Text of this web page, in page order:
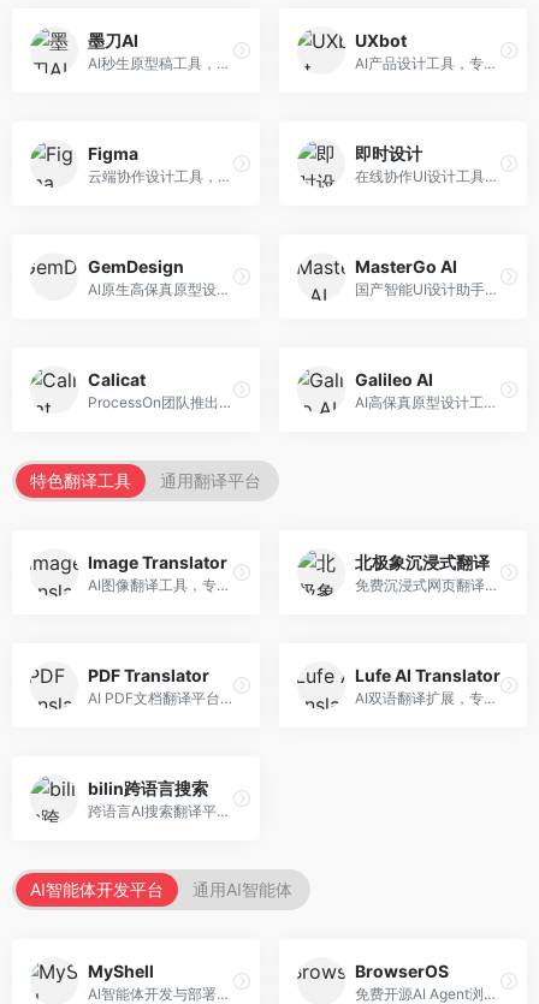
墨刀AI
AI秒生原型稿工具，专注于快速原型设计。面向产品经理和设计师，提供原型生成、交互设计、团队协作等服务，原型制作效率高。
UXbot
AI产品设计工具，专注于用户体验优化。面向UX设计师，提供用户研究、设计建议、可用性测试等服务，UX设计支持完善。
Figma
云端协作设计工具，整合AI设计辅助功能。面向UI/UX设计师和产品团队，提供界面设计、原型制作、团队协作等服务，协作功能强大，是UI设计领域的标杆产品。
即时设计
在线协作UI设计工具，整合AI设计功能。面向设计师和产品团队，提供界面设计、原型制作、设计资源库等服务，国产协作设计平台。
GemDesign
AI原生高保真原型设计工具，专注于智能设计生成。面向设计师，提供界面生成、设计优化、原型制作等服务，设计自动化程度高。
MasterGo AI
国产智能UI设计助手，专注于界面设计自动化。面向UI设计师，提供界面生成、组件设计、设计系统构建等服务，中文用户适配性好。
Calicat
ProcessOn团队推出的产设研协作平台，整合设计与协作功能。面向产品团队，提供设计协作、文档管理、团队沟通等服务，产研协作便捷。
Galileo AI
AI高保真原型设计工具，专注于UI界面生成。面向设计师和产品团队，提供界面生成、交互设计、设计优化等服务，界面质量高。
特色翻译工具 通用翻译平台
Image Translator
AI图像翻译工具，专注于图片文字翻译。面向设计师和电商从业者，提供图片文字识别、翻译、替换等服务，图像翻译效果好。
北极象沉浸式翻译
免费沉浸式网页翻译工具，专注于阅读体验。面向普通用户，提供网页双语翻译、文档翻译等服务，免费使用，翻译质量高。
PDF Translator
AI PDF文档翻译平台，专注于文档本地化。面向商务人士，提供PDF翻译、格式保留、批量处理等服务，文档翻译专业。
Lufe AI Translator
AI双语翻译扩展，专注于浏览器翻译场景。面向外语内容阅读者，提供网页双语翻译、划词翻译等服务，浏览器集成便捷。
bilin跨语言搜索
跨语言AI搜索翻译平台，专注于信息获取。面向研究者和内容创作者，提供跨语言搜索、内容翻译、信息整合等服务，跨语言检索能力强。
AI智能体开发平台 通用AI智能体
MyShell
AI智能体开发与部署平台，专注于语音交互智能体。面向开发者，提供语音智能体创建、部署服务、社区分享等功能，语音交互能力强。
BrowserOS
免费开源AI Agent浏览器，专注于浏览器自动化。面向开发者，提供浏览器控制、任务自动化、API接口等服务，开源免费。